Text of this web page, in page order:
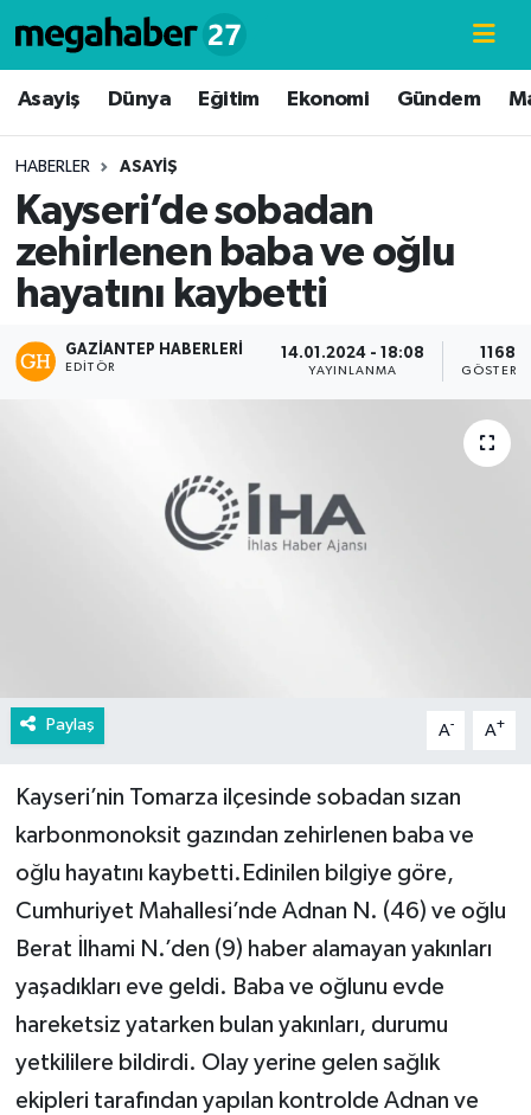
Asayiş Dünya Eğitim Ekonomi Gündem
HABERLER ASAYIŞ
Kayseri’de sobadan
zehirlenen baba ve oğlu
hayatını kaybetti
GAZIANTEP HABERLERI
EDITÖR
14.01.2024 - 18:08
YAYINLANMA
1168
Paylaş A- A+
Kayseri’nin Tomarza ilçesinde sobadan sızan
karbonmonoksit gazından zehirlenen baba ve
oğlu hayatını kaybetti.Edinilen bilgiye göre,
Cumhuriyet Mahallesi’nde Adnan N. (46) ve oğlu
Berat İlhami N.’den (9) haber alamayan yakınları
yaşadıkları eve geldi. Baba ve oğlunu evde
hareketsiz yatarken bulan yakınları, durumu
yetkililere bildirdi. Olay yerine gelen sağlık
ekipleri tarafından yapılan kontrolde Adnan ve
Hava Durumu
Süper Lig Puan Durumu ve Fikstür
Tüm Manşetler